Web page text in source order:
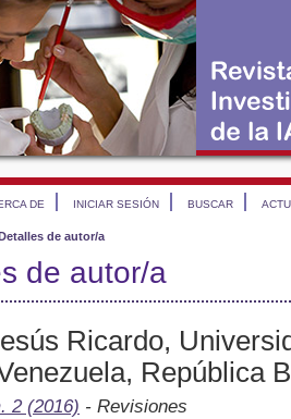
DE INICIAR SESIÓN BUSCAR
de autor/a
de autor/a
Ricardo,
República
2 (2016) - Revisiones